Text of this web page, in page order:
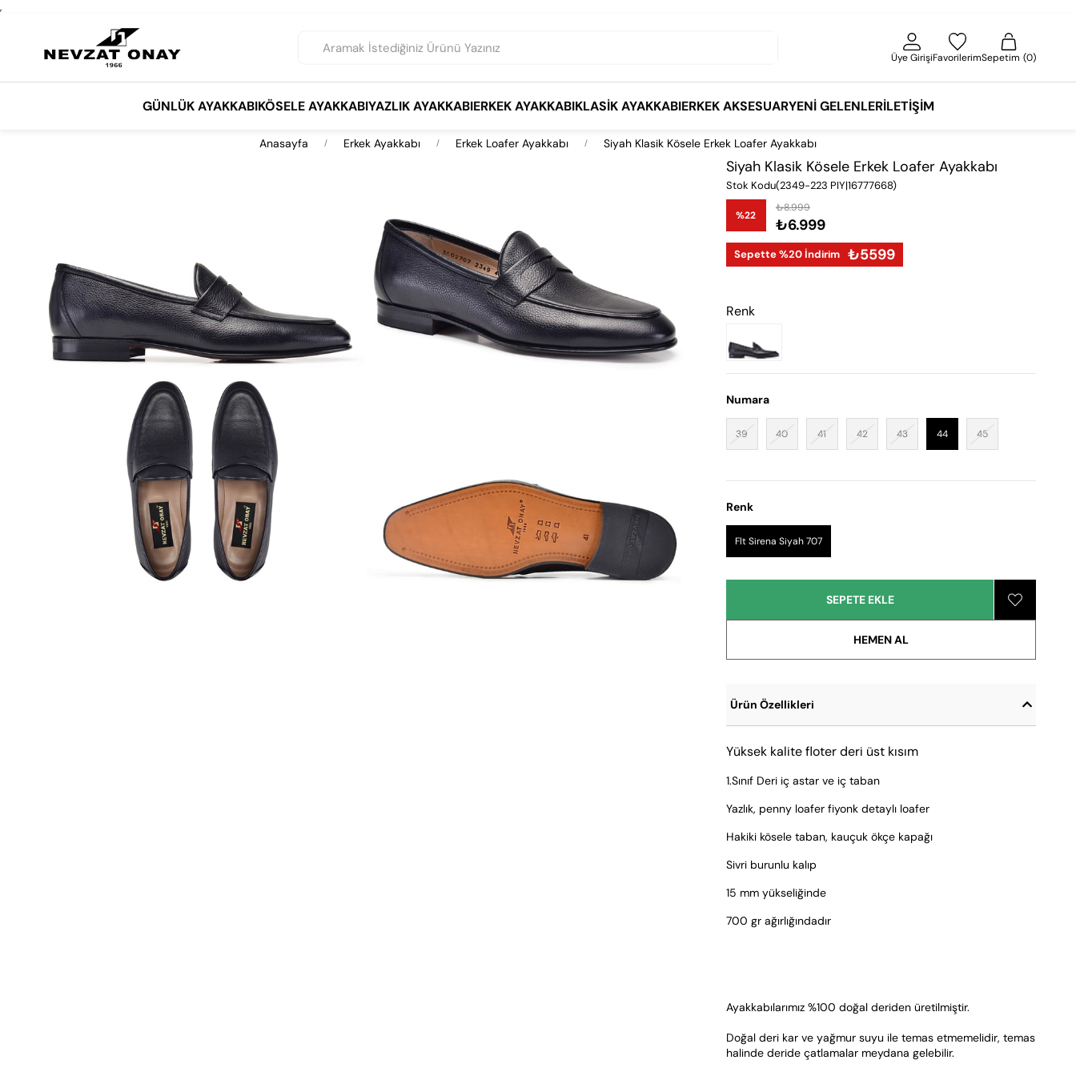
,
Üye GirişiFavorilerimSepetim 0
GÜNLÜK AYAKKABIKÖSELE AYAKKABIYAZLIK AYAKKABIERKEK AYAKKABIKLASIK AYAKKABIERKEK AKSESUARYENI GELENLERİLETIŞIM
Anasayfa Erkek Ayakkabı Erkek Loafer Ayakkabı Siyah Klasik Kösele Erkek Loafer Ayakkabı
Siyah Klasik Kösele Erkek Loafer Ayakkabı
Stok Kodu(2349-223 PIY|16777668)
%22
İndirim
₺8.999
₺6.999
Sepette %20 İndirim ₺5599
Renk
Numara
39 40 41 42 43 44 45
Renk
Flt Sirena Siyah 707
Ürün Özellikleri
Yüksek kalite floter deri üst kısım
1.Sınıf Deri iç astar ve iç taban
Yazlık, penny loafer fiyonk detaylı loafer
Hakiki kösele taban, kauçuk ökçe kapağı
Sivri burunlu kalıp
15 mm yükseliğinde
700 gr ağırlığındadır
Ayakkabılarımız %100 doğal deriden üretilmiştir.
Doğal deri kar ve yağmur suyu ile temas etmemelidir, temas
halinde deride çatlamalar meydana gelebilir.